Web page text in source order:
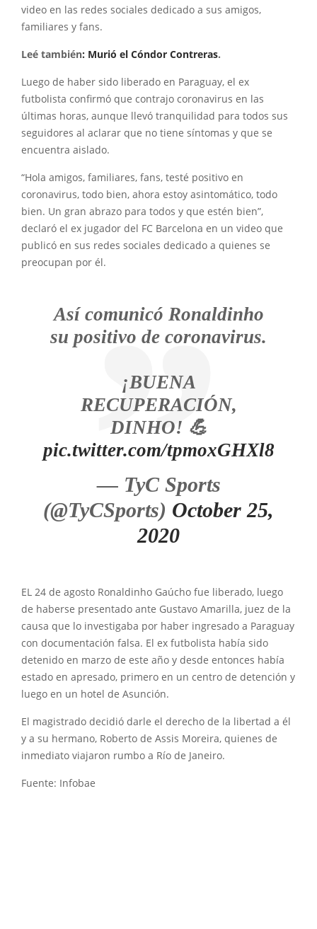
video en las redes sociales dedicado a sus amigos,
familiares y fans.
Leé también: Murió el Cóndor Contreras.
Luego de haber sido liberado en Paraguay, el ex
futbolista confirmó que contrajo coronavirus en las
últimas horas, aunque llevó tranquilidad para todos sus
seguidores al aclarar que no tiene síntomas y que se
encuentra aislado.
“Hola amigos, familiares, fans, testé positivo en
coronavirus, todo bien, ahora estoy asintomático, todo
bien. Un gran abrazo para todos y que estén bien”,
declaró el ex jugador del FC Barcelona en un video que
publicó en sus redes sociales dedicado a quienes se
preocupan por él.
Así comunicó Ronaldinho
su positivo de coronavirus.
¡BUENA
RECUPERACIÓN,
DINHO! 💪
pic.twitter.com/tpmoxGHXl8
— TyC Sports
(@TyCSports) October 25,
2020
EL 24 de agosto Ronaldinho Gaúcho fue liberado, luego
de haberse presentado ante Gustavo Amarilla, juez de la
causa que lo investigaba por haber ingresado a Paraguay
con documentación falsa. El ex futbolista había sido
detenido en marzo de este año y desde entonces había
estado en apresado, primero en un centro de detención y
luego en un hotel de Asunción.
El magistrado decidió darle el derecho de la libertad a él
y a su hermano, Roberto de Assis Moreira, quienes de
inmediato viajaron rumbo a Río de Janeiro.
Fuente: Infobae